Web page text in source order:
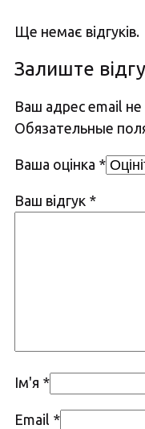
Ще немає відгуків.
Залиште
Ваш адрес email
Обязательные
Ваша оцінка *
Ваш відгук *
Ім'я *
Email *